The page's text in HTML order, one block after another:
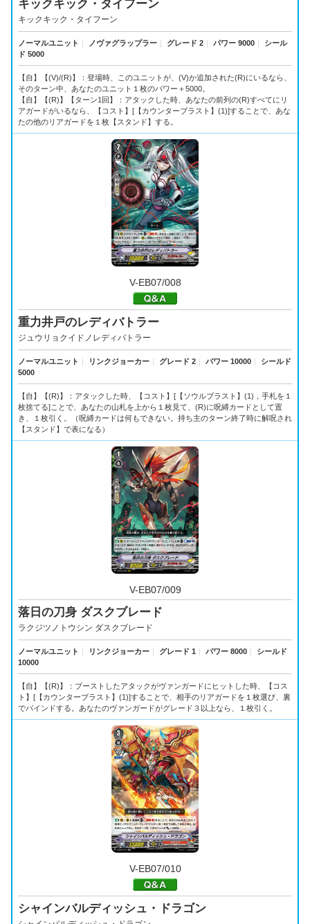
キックキック・タイフーン
キックキック・タイフーン
ノーマルユニット ｜ ノヴァグラップラー ｜ グレード 2 ｜ パワー 9000 ｜
シール
ド 5000
【自】【(V)/(R)】：登場時、このユニットが、(V)か追加された(R)にいるなら、
そのターン中、あなたのユニット１枚のパワー＋5000。
【自】【(R)】【ターン1回】：アタックした時、あなたの前列の(R)すべてにリ
アガードがいるなら、【コスト】[【カウンターブラスト】(1)]することで、あな
たの他のリアガードを１枚【スタンド】する。
V-EB07/008
重力井戸のレディバトラー
ジュウリョクイドノレディバトラー
ノーマルユニット ｜ リンクジョーカー ｜ グレード 2 ｜ パワー 10000 ｜
シールド
5000
【自】【(R)】：アタックした時、【コスト】[【ソウルブラスト】(1)，手札を１
枚捨てる]ことで、あなたの山札を上から１枚見て、(R)に呪縛カードとして置
き、１枚引く。（呪縛カードは何もできない。持ち主のターン終了時に解呪され
【スタンド】で表になる）
V-EB07/009
落日の刀身 ダスクブレード
ラクジツノトウシン ダスクブレード
ノーマルユニット ｜ リンクジョーカー ｜ グレード 1 ｜ パワー 8000 ｜
シールド
10000
【自】【(R)】：ブーストしたアタックがヴァンガードにヒットした時、【コス
ト】[【カウンターブラスト】(1)]することで、相手のリアガードを１枚選び、裏
でバインドする。あなたのヴァンガードがグレード３以上なら、１枚引く。
V-EB07/010
シャインバルディッシュ・ドラゴン